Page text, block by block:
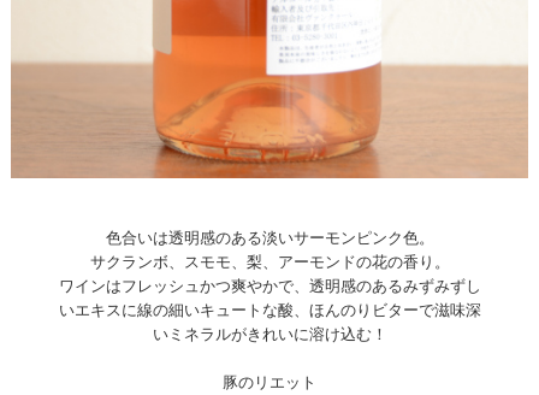
色合いは透明感のある淡いサーモンピンク色。
サクランボ、スモモ、梨、アーモンドの花の香り。
ワインはフレッシュかつ爽やかで、透明感のあるみずみずし
いエキスに線の細いキュートな酸、ほんのりビターで滋味深
いミネラルがきれいに溶け込む！
豚のリエット